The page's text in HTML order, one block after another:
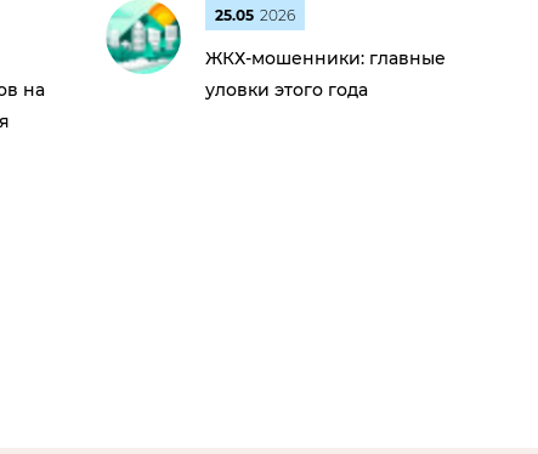
на
25.05 2026
ЖКХ-мошенники: главные
уловки этого года